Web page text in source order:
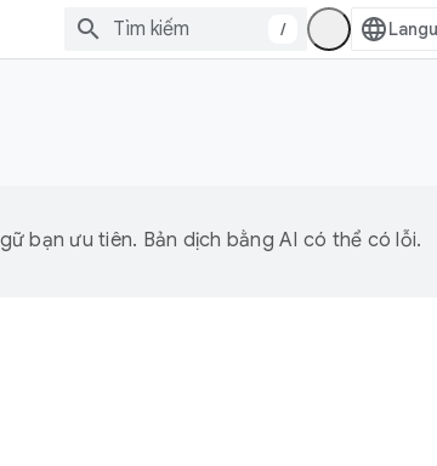
/
bạn ưu tiên. Bản dịch bằng AI có thể có lỗi.